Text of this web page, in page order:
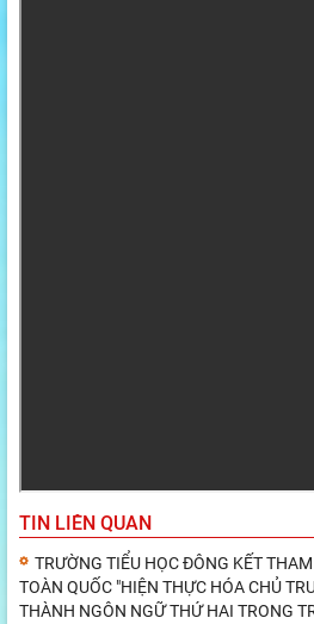
TIN LIÊN QUAN
TRƯỜNG TIỂU HỌC ĐÔNG KẾT
TOÀN QUỐC "HIỆN THỰC HÓA CHỦ
THÀNH NGÔN NGỮ THỨ HAI TRONG